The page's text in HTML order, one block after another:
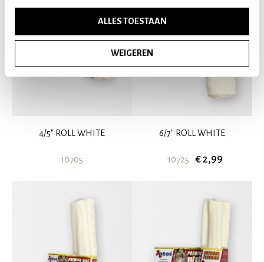
ALLES TOESTAAN
WEIGEREN
4/5" ROLL WHITE
10705
6/7" ROLL WHITE
10725 € 2,99